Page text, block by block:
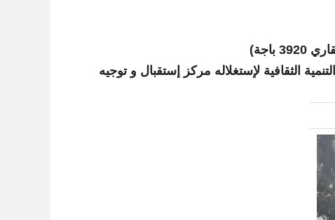
الثقافية لإستغلاله مركز إستقبال و توجيه